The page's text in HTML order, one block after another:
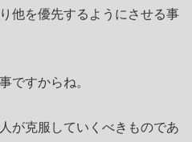
他を優先するようにさせる事
ですからね。
が克服していくべきものであ